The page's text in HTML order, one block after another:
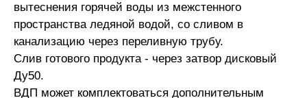
вытеснения горячей воды из межстенного
пространства ледяной водой, со сливом в
канализацию через переливную трубу.
Слив готового продукта - через затвор дисковый
Ду50.
ВДП может комплектоваться дополнительным